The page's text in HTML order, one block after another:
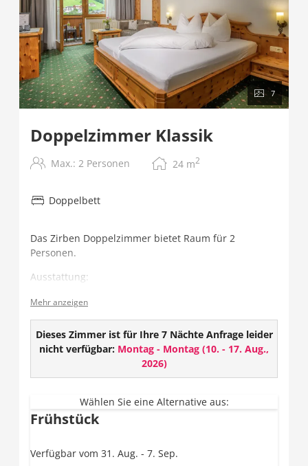
7
Doppelzimmer Klassik
Max.: 2 Personen 24 m2
Doppelbett
Das Zirben Doppelzimmer bietet Raum für 2
Personen.
Ausstattung:
Gesund schlafen - im Zirbenholzbett
Radio
Telefon
Badezimmer mit Dusche/WC und Haarföhn
Mehr anzeigen
Dieses Zimmer ist für Ihre 7 Nächte Anfrage leider
nicht verfügbar: Montag - Montag (10. - 17. Aug.,
2026)
Wählen Sie eine Alternative aus:
Frühstück
Verfügbar vom 31. Aug. - 7. Sep.